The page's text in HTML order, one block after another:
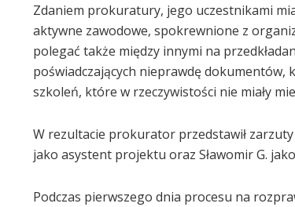
Zdaniem prokuratury, jego uczestnikami
aktywne zawodowe, spokrewnione z
polegać także między innymi na
poświadczających nieprawdę dokumentów,
szkoleń, które w rzeczywistości nie miały
W rezultacie prokurator przedstawił
jako asystent projektu oraz Sławomir G.
Podczas pierwszego dnia procesu na